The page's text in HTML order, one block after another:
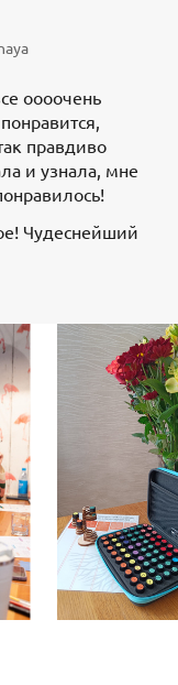
оооочень
правдиво
и узнала, мне
Чудеснейший